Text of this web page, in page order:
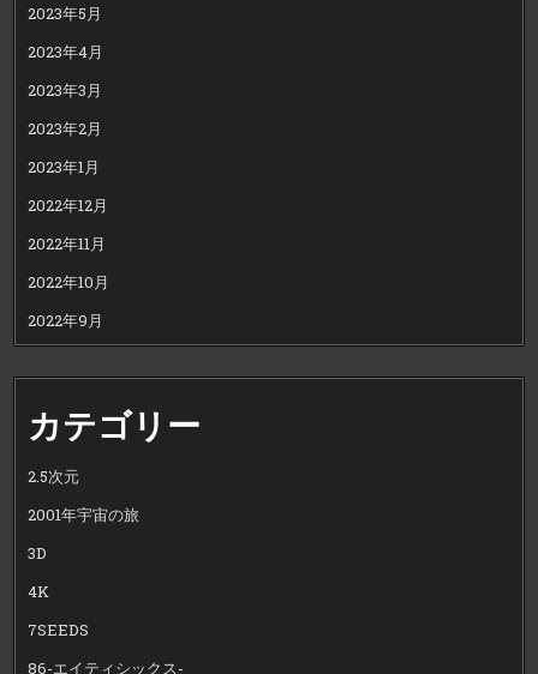
2023年5月
2023年4月
2023年3月
2023年2月
2023年1月
2022年12月
2022年11月
2022年10月
2022年9月
カテゴリー
2.5次元
2001年宇宙の旅
3D
4K
7SEEDS
86-エイティシックス-